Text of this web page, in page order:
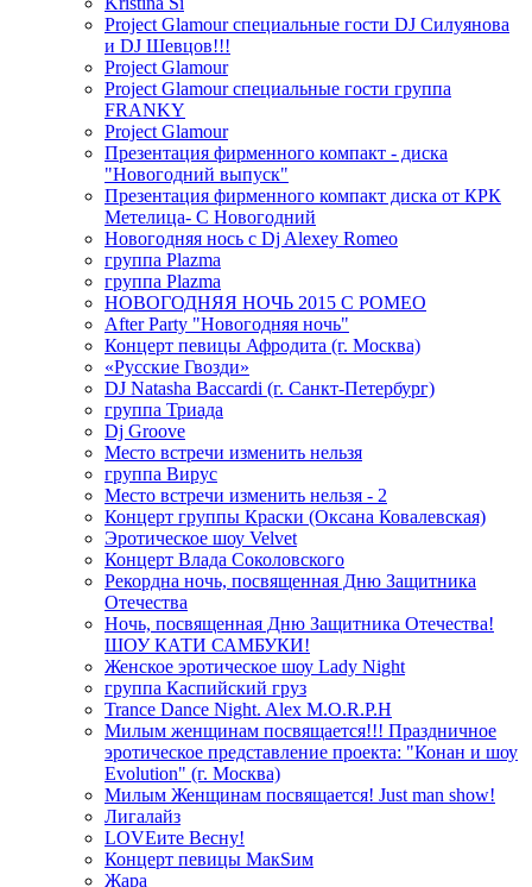
Project Glamour специальные гости DJ Силуянова
и DJ Шевцов!!!
Project Glamour
Project Glamour специальные гости группа
FRANKY
Project Glamour
Презентация фирменного компакт - диска
"Новогодний выпуск"
Презентация фирменного компакт диска от КРК
Метелица- С Новогодний
Новогодняя нось с Dj Alexey Romeo
группа Plazma
группа Plazma
НОВОГОДНЯЯ НОЧЬ 2015 C РОМЕО
After Party "Новогодняя ночь"
Концерт певицы Афродита (г. Москва)
«Русские Гвозди»
DJ Natasha Baccardi (г. Санкт-Петербург)
группа Триада
Dj Groove
Место встречи изменить нельзя
группа Вирус
Место встречи изменить нельзя - 2
Концерт группы Краски (Оксана Ковалевская)
Эротическое шоу Velvet
Концерт Влада Соколовского
Рекордна ночь, посвященная Дню Защитника
Отечества
Ночь, посвященная Дню Защитника Отечества!
ШОУ КАТИ САМБУКИ!
Женское эротическое шоу Lady Night
группа Каспийский груз
Trance Dance Night. Alex M.O.R.P.H
Милым женщинам посвящается!!! Праздничное
эротическое представление проекта: "Конан и шоу
Evolution" (г. Москва)
Милым Женщинам посвящается! Just man show!
Лигалайз
LOVEите Весну!
Концерт певицы МакSим
Жара